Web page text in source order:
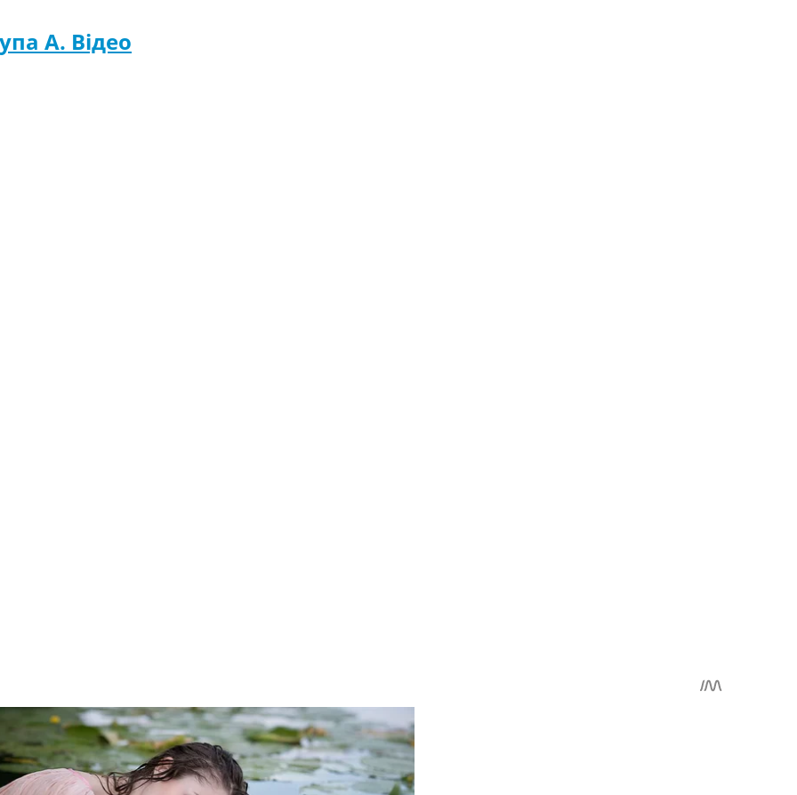
A. Відео